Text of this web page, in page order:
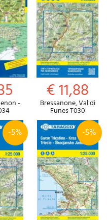
-
€ 11,88
Bressanone, Val di
Funes T030
-5% -5%